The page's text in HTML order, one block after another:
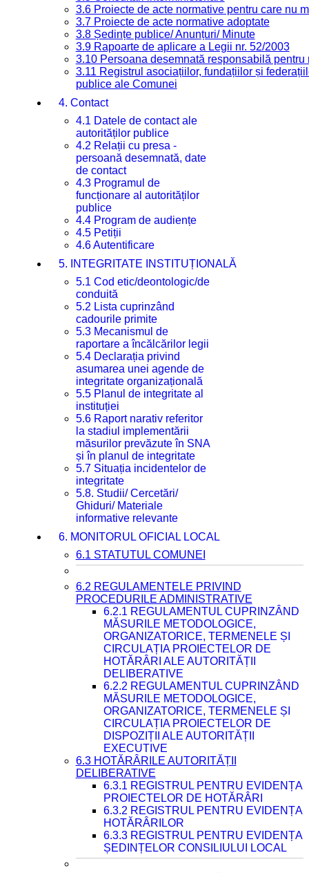
3.6 Proiecte de acte normative pentru care nu
3.7 Proiecte de acte normative adoptate
3.8 Ședințe publice/ Anunțuri/ Minute
3.9 Rapoarte de aplicare a Legii nr. 52/2003
3.10 Persoana desemnată responsabilă
3.11 Registrul asociațiilor, fundațiilor și
publice ale Comunei
4. Contact
4.1 Datele de contact ale
autorităților publice
4.2 Relații cu presa -
persoană desemnată, date
de contact
4.3 Programul de
funcționare al autorităților
publice
4.4 Program de audiențe
4.5 Petiții
4.6 Autentificare
5. INTEGRITATE INSTITUȚIONALĂ
5.1 Cod etic/deontologic/de
conduită
5.2 Lista cuprinzând
cadourile primite
5.3 Mecanismul de
raportare a încălcărilor legii
5.4 Declarația privind
asumarea unei agende de
integritate organizațională
5.5 Planul de integritate al
instituției
5.6 Raport narativ referitor
la stadiul implementării
măsurilor prevăzute în SNA
și în planul de integritate
5.7 Situația incidentelor de
integritate
5.8. Studii/ Cercetări/
Ghiduri/ Materiale
informative relevante
6. MONITORUL OFICIAL LOCAL
6.1 STATUTUL COMUNEI
6.2 REGULAMENTELE PRIVIND
PROCEDURILE ADMINISTRATIVE
6.2.1 REGULAMENTUL CUPRINZÂND
MĂSURILE METODOLOGICE,
ORGANIZATORICE, TERMENELE ȘI
CIRCULAȚIA PROIECTELOR DE
HOTĂRÂRI ALE AUTORITĂȚII
DELIBERATIVE
6.2.2 REGULAMENTUL CUPRINZÂND
MĂSURILE METODOLOGICE,
ORGANIZATORICE, TERMENELE ȘI
CIRCULAȚIA PROIECTELOR DE
DISPOZIȚII ALE AUTORITĂȚII
EXECUTIVE
6.3 HOTĂRÂRILE AUTORITĂȚII
DELIBERATIVE
6.3.1 REGISTRUL PENTRU EVIDENȚA
PROIECTELOR DE HOTĂRÂRI
6.3.2 REGISTRUL PENTRU EVIDENȚA
HOTĂRÂRILOR
6.3.3 REGISTRUL PENTRU EVIDENȚA
ȘEDINȚELOR CONSILIULUI LOCAL